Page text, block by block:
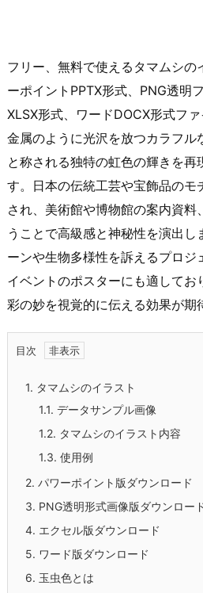
フリー、無料で使えるタマムシの
ーポイントPPTX形式、PNG透明
XLSX形式、ワードDOCX形式ファ
金属のように光沢を放つカラフル
と称される独特の虹色の輝きを
す。日本の伝統工芸や宝飾品のモ
され、美術館や博物館の案内資料
うことで高級感と神秘性を演出
ーンや生物多様性を訴えるプロジ
イベントのポスターにも適してお
彩の妙を視覚的に伝える効果が期
目次
1. タマムシのイラスト
1.1. データサンプル画像
1.2. タマムシのイラスト内容
1.3. 使用例
2. パワーポイント版ダウンロード
3. PNG透明形式画像版ダウンロー
4. エクセル版ダウンロード
5. ワード版ダウンロード
6. 玉虫色とは